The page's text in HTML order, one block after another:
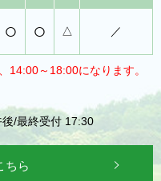
○ ○ △ ／
14:00～18:00になります。
/最終受付 17:30
ちら